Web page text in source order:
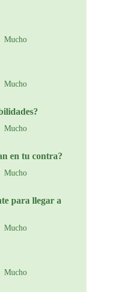
Mucho
Mucho
Mucho
en tu contra?
Mucho
para llegar a
Mucho
Mucho